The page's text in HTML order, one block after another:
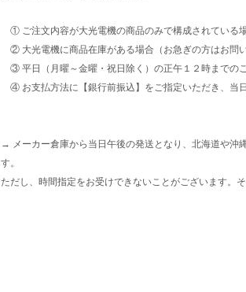
① ご注文内容が大光電機の商品のみで構成されている
② 大光電機に商品在庫がある場合（お急ぎの方はお問い
③ 平日（月曜～金曜・祝日除く）の正午１２時までの
④ お支払方法に【銀行前振込】をご指定いただき、当
→ メーカー倉庫から当日午後の発送となり、北海道や沖
す。
ただし、時間指定をお受けできないことがございます。